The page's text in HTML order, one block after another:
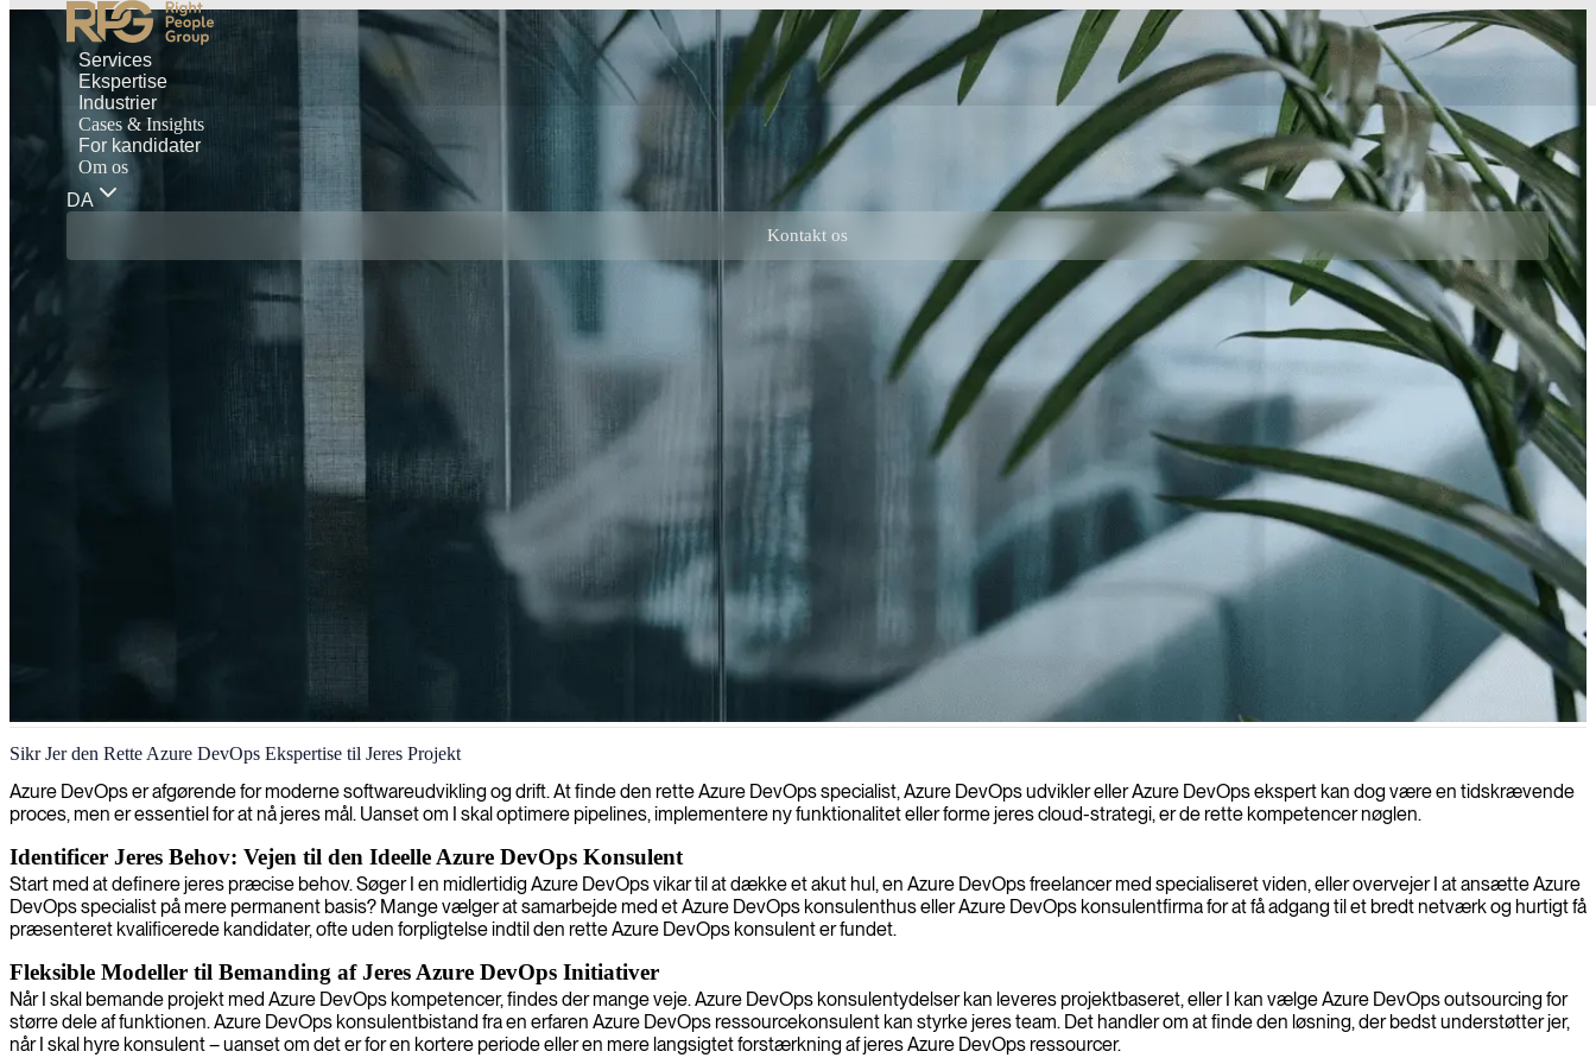
Services
Ekspertise
Industrier
Cases & Insights
For kandidater
Om os
DA
Kontakt os
Azure DevOps-specialist
Sikr Jer den Rette Azure DevOps Ekspertise til Jeres Projekt
Azure DevOps er afgørende for moderne softwareudvikling og drift. At finde den rette Azure DevOps specialist, Azure DevOps udvikler eller Azure DevOps ekspert kan dog være en tidskrævende
proces, men er essentiel for at nå jeres mål. Uanset om I skal optimere pipelines, implementere ny funktionalitet eller forme jeres cloud-strategi, er de rette kompetencer nøglen.
Identificer Jeres Behov: Vejen til den Ideelle Azure DevOps Konsulent
Start med at definere jeres præcise behov. Søger I en midlertidig Azure DevOps vikar til at dække et akut hul, en Azure DevOps freelancer med specialiseret viden, eller overvejer I at ansætte Azure
DevOps specialist på mere permanent basis? Mange vælger at samarbejde med et Azure DevOps konsulenthus eller Azure DevOps konsulentfirma for at få adgang til et bredt netværk og hurtigt få
præsenteret kvalificerede kandidater, ofte uden forpligtelse indtil den rette Azure DevOps konsulent er fundet.
Fleksible Modeller til Bemanding af Jeres Azure DevOps Initiativer
Når I skal bemande projekt med Azure DevOps kompetencer, findes der mange veje. Azure DevOps konsulentydelser kan leveres projektbaseret, eller I kan vælge Azure DevOps outsourcing for
større dele af funktionen. Azure DevOps konsulentbistand fra en erfaren Azure DevOps ressourcekonsulent kan styrke jeres team. Det handler om at finde den løsning, der bedst understøtter jer,
når I skal hyre konsulent – uanset om det er for en kortere periode eller en mere langsigtet forstærkning af jeres Azure DevOps ressourcer.